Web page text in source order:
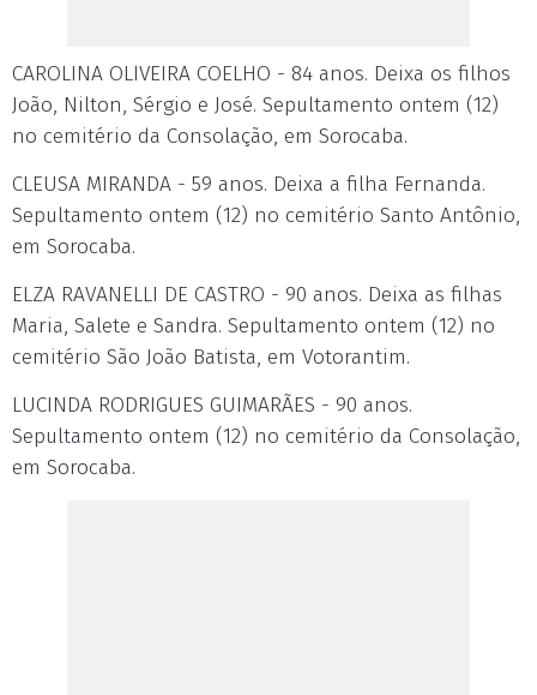
CAROLINA OLIVEIRA COELHO - 84 anos. Deixa os filhos
João, Nilton, Sérgio e José. Sepultamento ontem (12)
no cemitério da Consolação, em Sorocaba.
CLEUSA MIRANDA - 59 anos. Deixa a filha Fernanda.
Sepultamento ontem (12) no cemitério Santo Antônio,
em Sorocaba.
ELZA RAVANELLI DE CASTRO - 90 anos. Deixa as filhas
Maria, Salete e Sandra. Sepultamento ontem (12) no
cemitério São João Batista, em Votorantim.
LUCINDA RODRIGUES GUIMARÃES - 90 anos.
Sepultamento ontem (12) no cemitério da Consolação,
em Sorocaba.